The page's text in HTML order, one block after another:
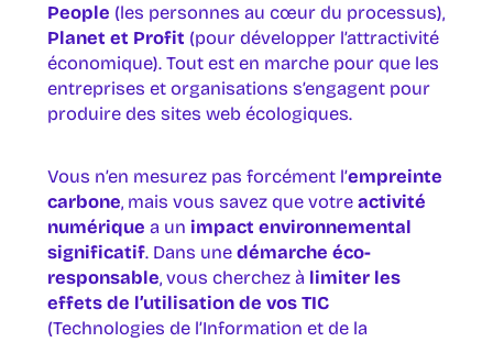
People (les personnes au cœur du processus),
Planet et Profit (pour développer l’attractivité
économique). Tout est en marche pour que les
entreprises et organisations s’engagent pour
produire des sites web écologiques.
Vous n’en mesurez pas forcément l’empreinte
carbone, mais vous savez que votre activité
numérique a un impact environnemental
significatif. Dans une démarche éco-
responsable, vous cherchez à limiter les
effets de l’utilisation de vos TIC
(Technologies de l’Information et de la